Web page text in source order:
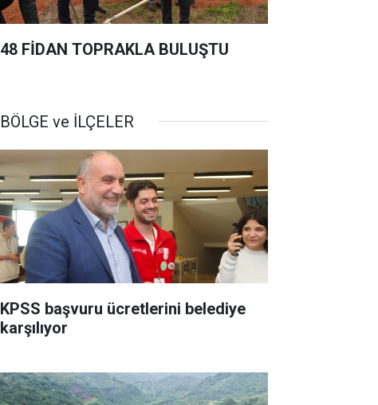
48 FİDAN TOPRAKLA BULUŞTU
BÖLGE ve İLÇELER
KPSS başvuru ücretlerini belediye
karşılıyor